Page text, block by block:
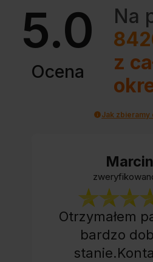
5.0
Ocena
Na
z
Jak zbieramy
Marcin
Otrzymałem
bardzo